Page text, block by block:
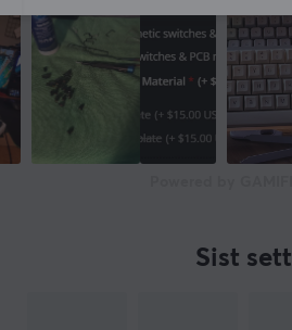
Sist sett